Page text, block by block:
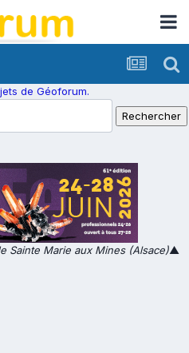
de Géoforum.
Sainte Marie aux Mines (Alsace)▲